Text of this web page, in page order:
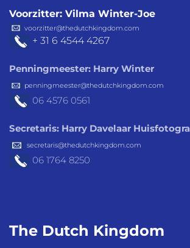
Voorzitter: Vilma Winter-Joe
voorzitter@thedutchkingdom.com
+ 31 6 4544 4267
Penningmeester: Harry Winter
penningmeester@thedutchkingdom.com
06 4576 0561
Secretaris: Harry Davelaar
secretaris@thedutchkingdom.com
06 1764 8250
The Dutch Kingdom